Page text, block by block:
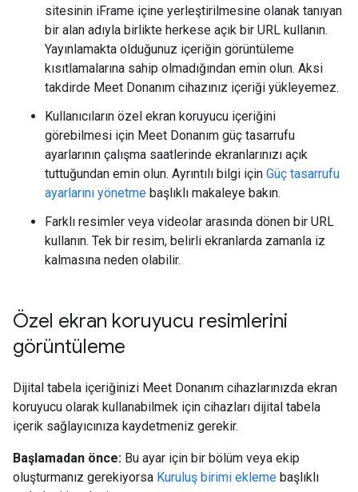
sitesinin iFrame içine yerleştirilmesine olanak tanıyan
bir alan adıyla birlikte herkese açık bir URL kullanın.
Yayınlamakta olduğunuz içeriğin görüntüleme
kısıtlamalarına sahip olmadığından emin olun. Aksi
takdirde Meet Donanım cihazınız içeriği yükleyemez.
Kullanıcıların özel ekran koruyucu içeriğini
görebilmesi için Meet Donanım güç tasarrufu
ayarlarının çalışma saatlerinde ekranlarınızı açık
tuttuğundan emin olun. Ayrıntılı bilgi için Güç tasarrufu
ayarlarını yönetme başlıklı makaleye bakın.
Farklı resimler veya videolar arasında dönen bir URL
kullanın. Tek bir resim, belirli ekranlarda zamanla iz
kalmasına neden olabilir.
Özel ekran koruyucu resimlerini
görüntüleme
Dijital tabela içeriğinizi Meet Donanım cihazlarınızda ekran
koruyucu olarak kullanabilmek için cihazları dijital tabela
içerik sağlayıcınıza kaydetmeniz gerekir.
Başlamadan önce: Bu ayar için bir bölüm veya ekip
oluşturmanız gerekiyorsa Kuruluş birimi ekleme başlıklı